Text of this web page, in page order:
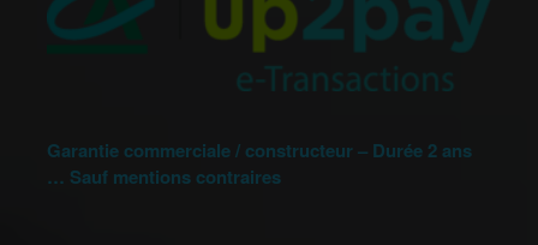
Garantie commerciale / constructeur – Durée 2 ans
… Sauf mentions contraires